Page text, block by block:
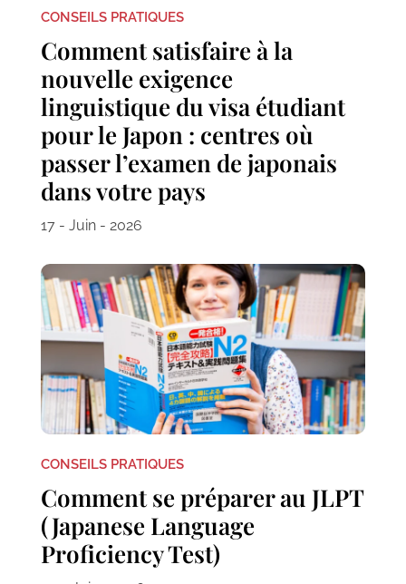
CONSEILS PRATIQUES
Comment satisfaire à la
nouvelle exigence
linguistique du visa étudiant
pour le Japon : centres où
passer l’examen de japonais
dans votre pays
17 - Juin - 2026
CONSEILS PRATIQUES
Comment se préparer au JLPT
(Japanese Language
Proficiency Test)